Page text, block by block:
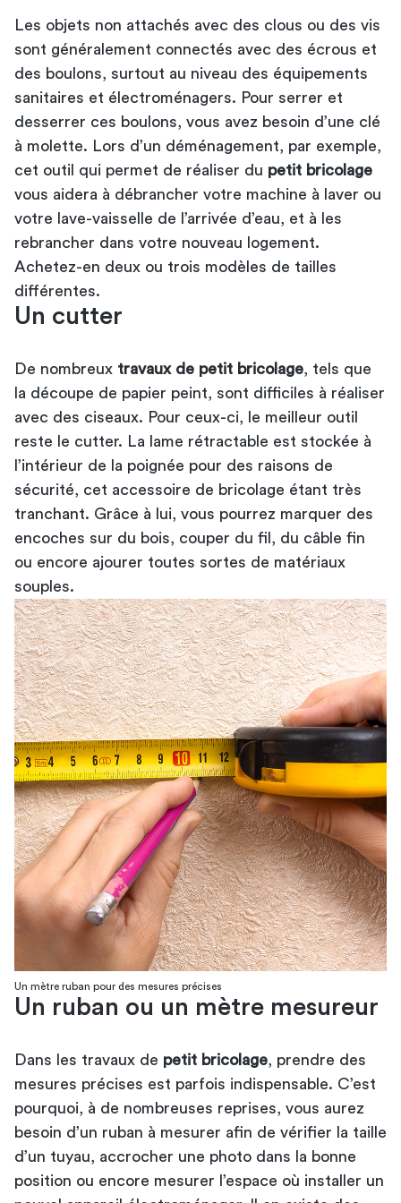
Un mètre ruban pour des mesures précises
Les objets non attachés avec des clous ou des vis
sont généralement connectés avec des écrous et
des boulons, surtout au niveau des équipements
sanitaires et électroménagers. Pour serrer et
desserrer ces boulons, vous avez besoin d’une clé
à molette. Lors d’un déménagement, par exemple,
cet outil qui permet de réaliser du petit bricolage
vous aidera à débrancher votre machine à laver ou
votre lave-vaisselle de l’arrivée d’eau, et à les
rebrancher dans votre nouveau logement.
Achetez-en deux ou trois modèles de tailles
différentes.
Un cutter
De nombreux travaux de petit bricolage , tels que
la découpe de papier peint, sont difficiles à réaliser
avec des ciseaux. Pour ceux-ci, le meilleur outil
reste le cutter. La lame rétractable est stockée à
l’intérieur de la poignée pour des raisons de
sécurité, cet accessoire de bricolage étant très
tranchant. Grâce à lui, vous pourrez marquer des
encoches sur du bois, couper du fil, du câble fin
ou encore ajourer toutes sortes de matériaux
souples.
Un ruban ou un mètre mesureur
Dans les travaux de petit bricolage , prendre des
mesures précises est parfois indispensable. C’est
pourquoi, à de nombreuses reprises, vous aurez
besoin d’un ruban à mesurer afin de vérifier la taille
d’un tuyau, accrocher une photo dans la bonne
position ou encore mesurer l’espace où installer un